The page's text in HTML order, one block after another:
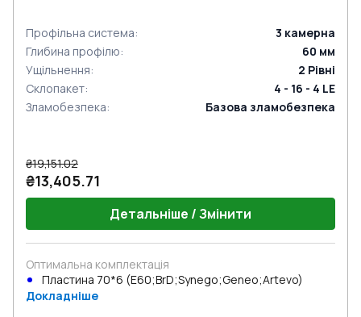
Профільна система: 3 камерна
Глибина профілю: 60 мм
Ущільнення: 2 Рівні
Склопакет:
4 - 16 - 4 LE
Зламобезпека: Базова зламобезпека
₴19,151.02
₴13,405.71
Детальніше / Змінити
Оптимальна комплектація
Пластина 70*6 (E60;BrD;Synego;Geneo;Artevo)
Докладніше